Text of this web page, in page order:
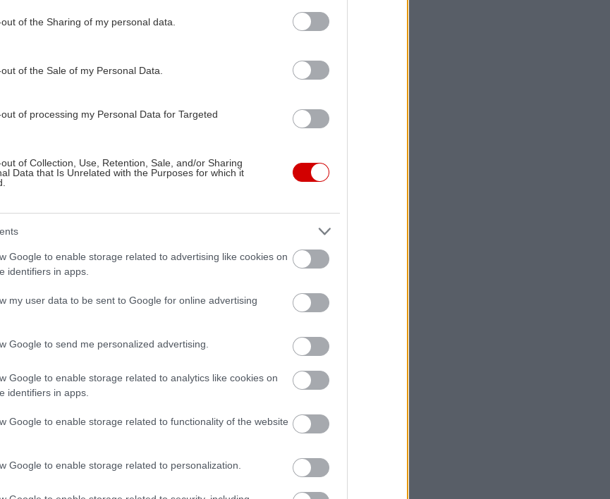
of the Sharing of my personal data.
of the Sale of my Personal Data.
of processing my Personal Data for Targeted
of Collection, Use, Retention, Sale, and/or Sharing
Data that Is Unrelated with the Purposes for which it
Google to enable storage related to advertising like cookies on
identifiers in apps.
my user data to be sent to Google for online advertising
Google to send me personalized advertising.
Google to enable storage related to analytics like cookies on
identifiers in apps.
Google to enable storage related to functionality of the website
Google to enable storage related to personalization.
τους σημαντικότερους πολιτιστικούς θεσμούς της Ελλάδας —
Αθηνών Επιδαύρου, το Εθνικό Θέατρο και το Διεθνές
το SYSTEMA — For the Greek Performing Arts. Μια νέα,
για το σύγχρονο ελληνικό πολιτιστικό οικοσύστημα, με
διάχυση της ελληνικής καλλιτεχνικής δημιουργίας σε διεθνές